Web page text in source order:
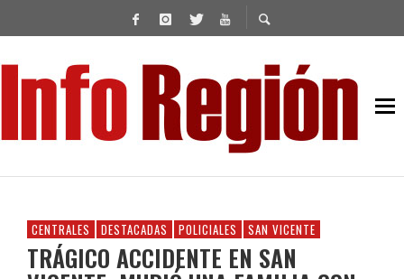
CENTRALES DESTACADAS POLICIALES SAN VICENTE
TRÁGICO ACCIDENTE EN SAN